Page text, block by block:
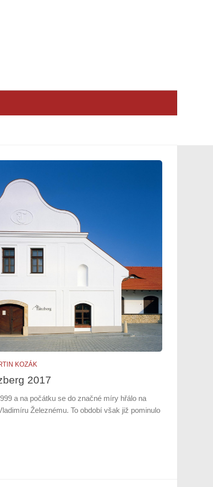
KOZÁK
2017
a na počátku se do značné míry hřálo na
Železnému. To období však již pominulo